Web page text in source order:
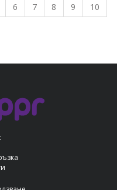
6 7 8 9
10